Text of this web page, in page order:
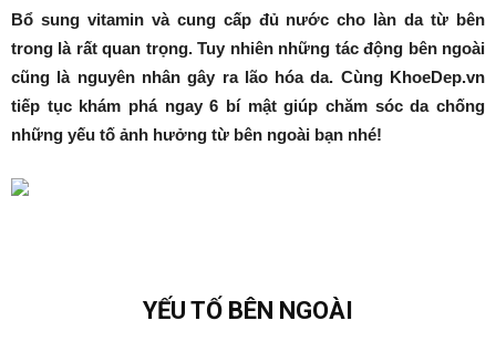
Bổ sung vitamin và cung cấp đủ nước cho làn da từ bên
trong là rất quan trọng. Tuy nhiên những tác động bên ngoài
cũng là nguyên nhân gây ra lão hóa da. Cùng KhoeDep.vn
tiếp tục khám phá ngay 6 bí mật giúp chăm sóc da chống
những yếu tố ảnh hưởng từ bên ngoài bạn nhé!
YẾU TỐ BÊN NGOÀI